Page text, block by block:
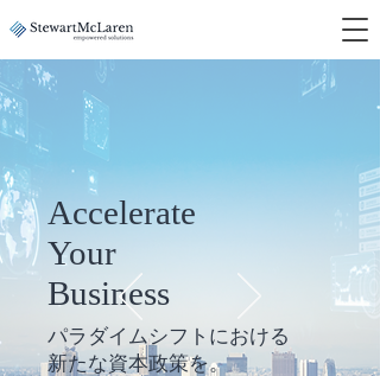
Accelerate
Your
Business
​パラダイムシフトにおける
​新たな資本政策を。